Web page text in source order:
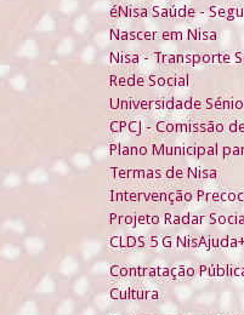
éNisa Saúde -
Nascer em Nisa
Nisa - Transporte
Rede Social
Universidade
CPCJ - Comissão
Plano Municipal
Termas de Nisa
Intervenção
Projeto Radar
CLDS 5 G
Contratação
Cultura